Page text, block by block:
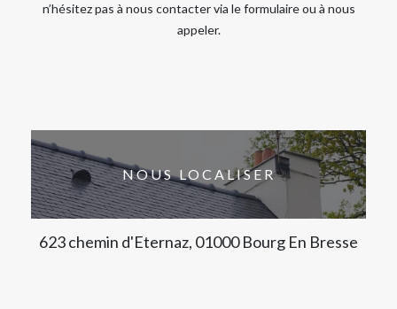
n’hésitez pas à nous contacter via le formulaire ou à nous
appeler.
NOUS LOCALISER
623 chemin d'Eternaz, 01000 Bourg En Bresse